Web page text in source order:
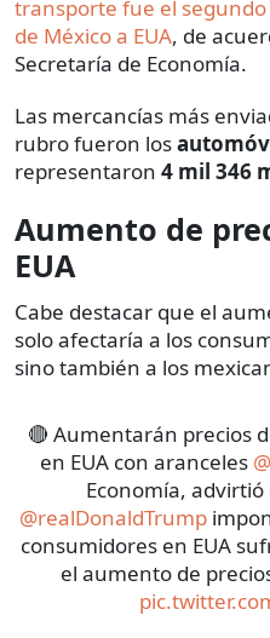
transporte fue el
de México a EUA, de
Secretaría de Economía.
Las mercancías más
rubro fueron los
representaron 4 mil 346
Aumento de
EUA
Cabe destacar que el
solo afectaría a los
sino también a los
🔴 Aumentarán precios
en EUA con aranceles
Economía,
@realDonaldTrump
consumidores en EUA
el aumento de